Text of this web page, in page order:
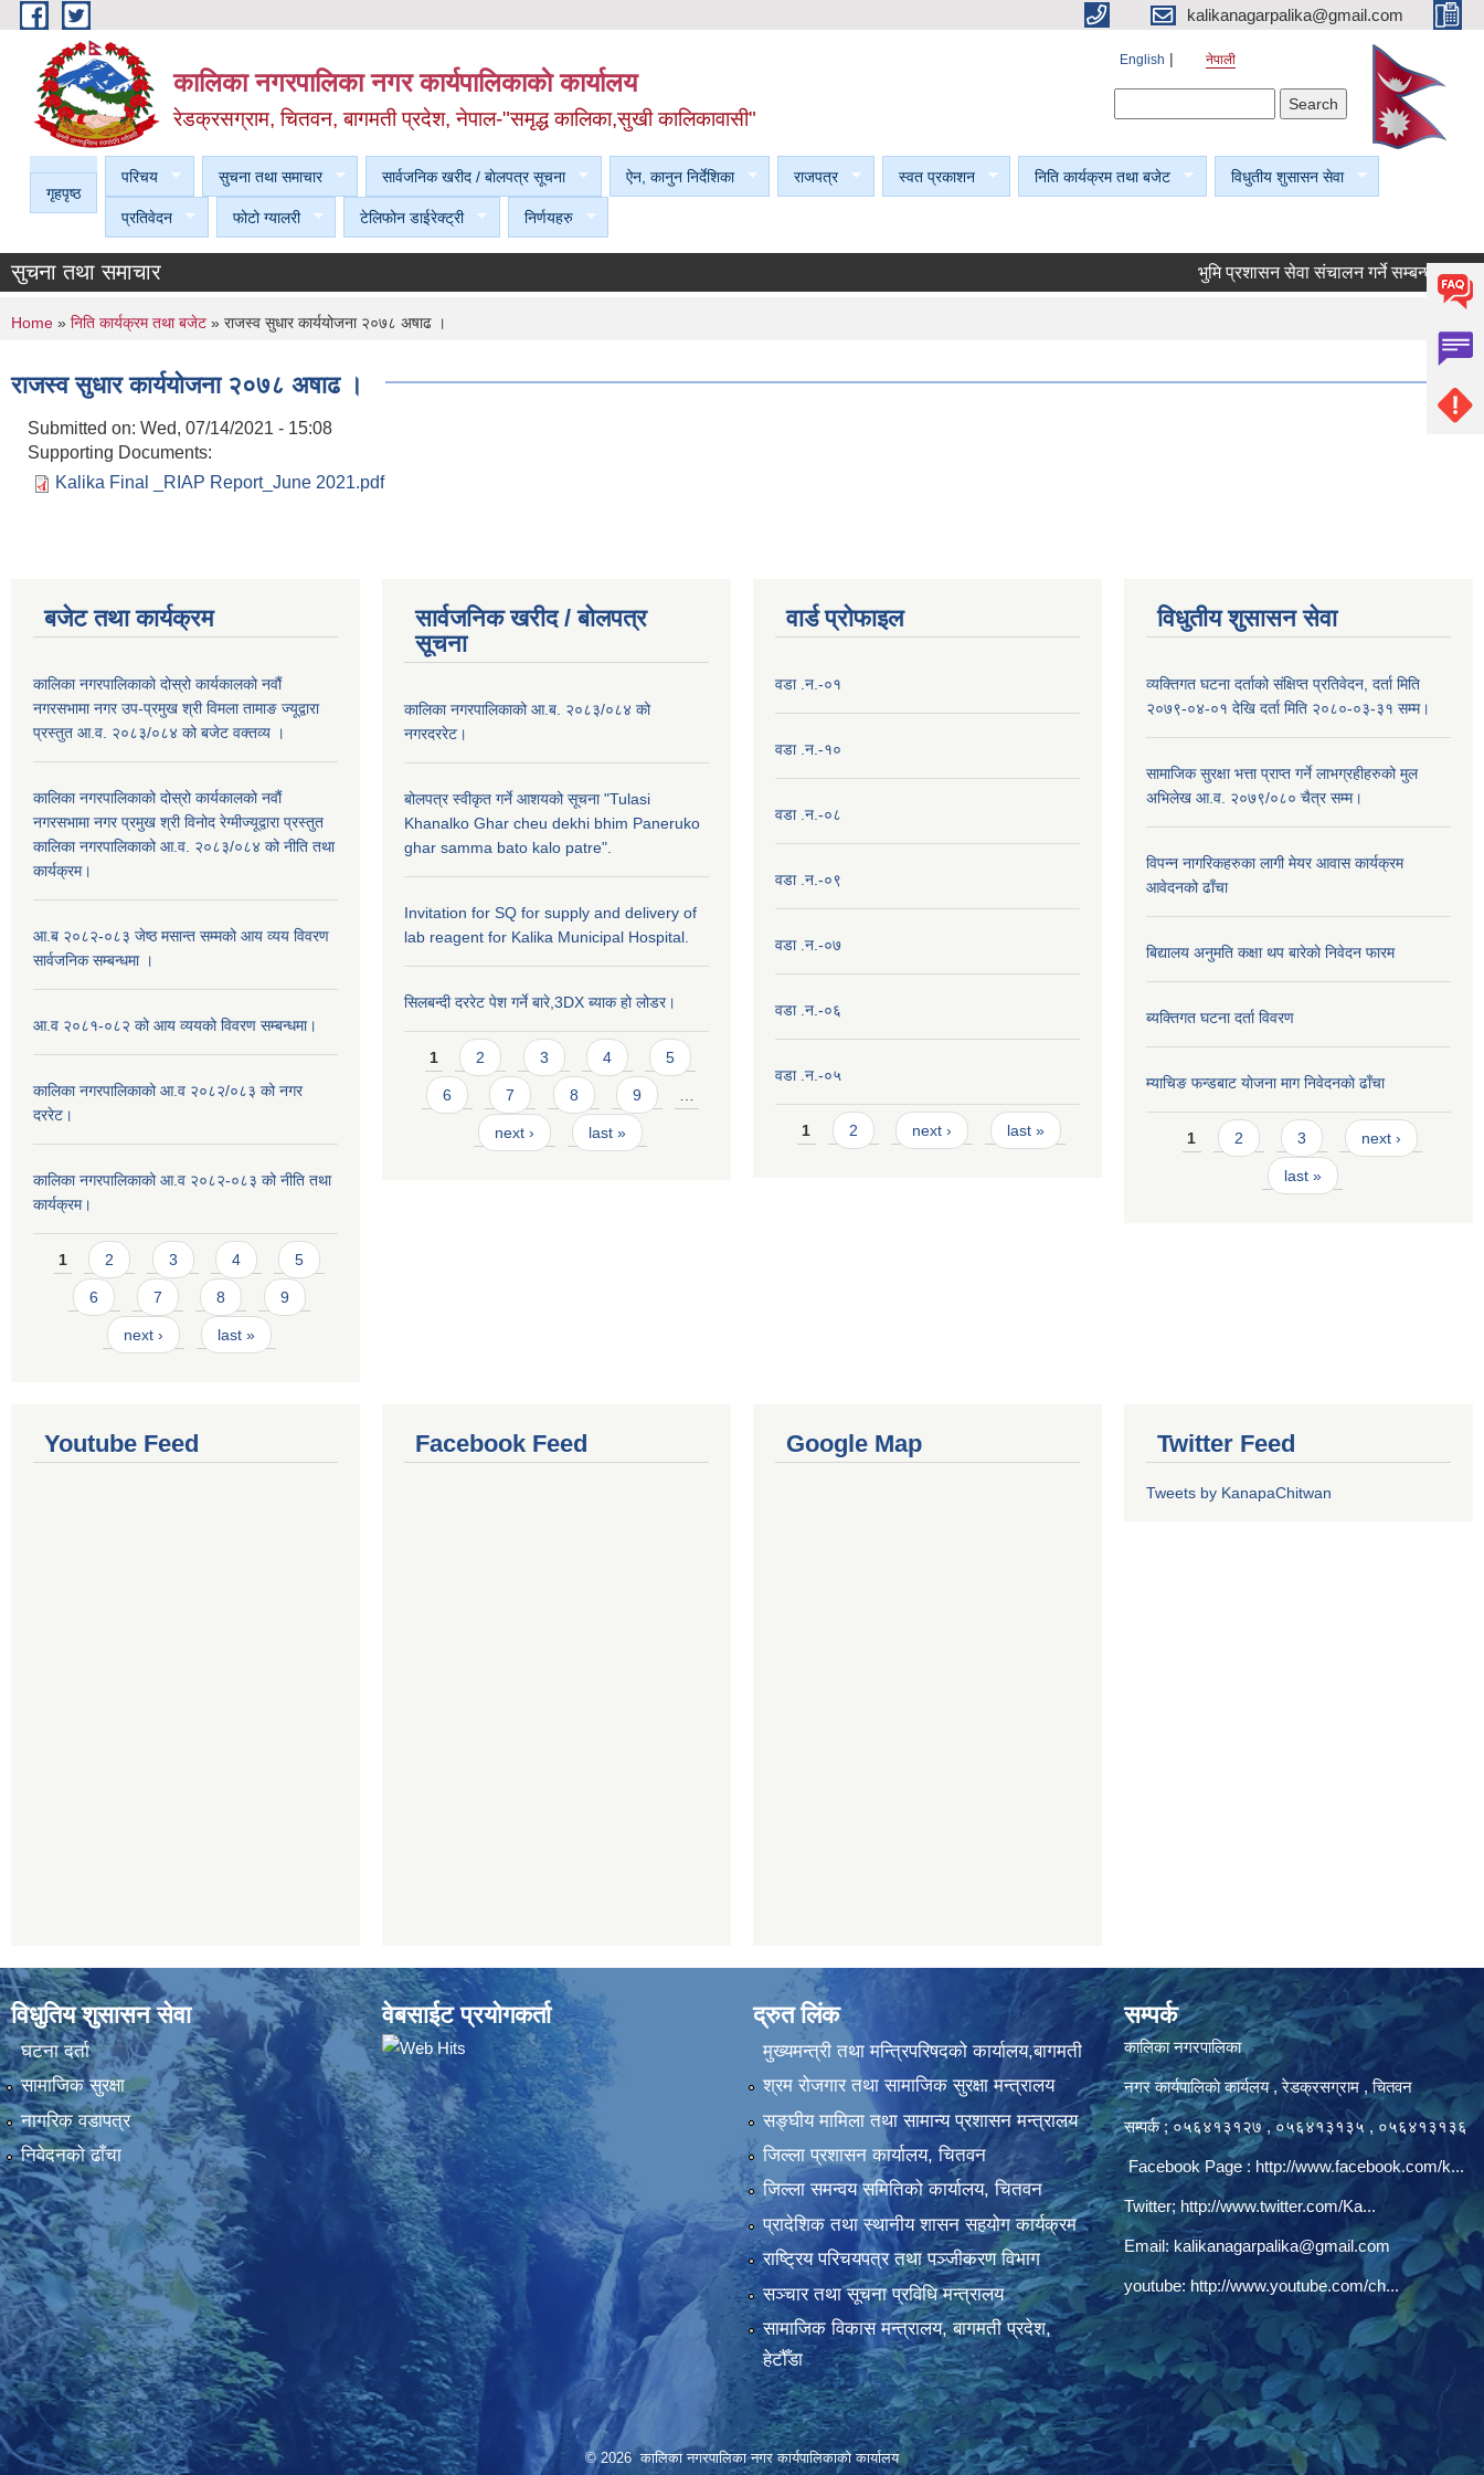
Skip to main content kalikanagarpalika@gmail.com
कालिका नगरपालिका नगर कार्यपालिकाकाे कार्यालय
रेडक्रसग्राम, चितवन, बागमती प्रदेश, नेपाल-"समृद्ध कालिका,सुखी कालिकावासी"
English नेपाली
गृहपृष्ठ
परिचय सुचना तथा समाचार सार्वजनिक खरीद / बाेलपत्र सूचना ऐन, कानुन निर्देशिका राजपत्र स्वत प्रकाशन निति कार्यक्रम तथा बजेट विधुतीय शुसासन सेवा
प्रतिवेदन फोटो ग्यालरी टेलिफोन डाईरेक्ट्री निर्णयहरु
सुचना तथा समाचार भुमि प्रशासन सेवा संचालन गर्ने सम्बन्धी सूचना।
You are here
Home » निति कार्यक्रम तथा बजेट » राजस्व सुधार कार्ययोजना २०७८ अषाढ ।
राजस्व सुधार कार्ययोजना २०७८ अषाढ ।
Submitted on: Wed, 07/14/2021 - 15:08
Supporting Documents:
Kalika Final _RIAP Report_June 2021.pdf
बजेट तथा कार्यक्रम
कालिका नगरपालिकाको दोस्रो कार्यकालको नवौं
नगरसभामा नगर उप-प्रमुख श्री विमला तामाङ ज्यूद्वारा
प्रस्तुत आ.व. २०८३/०८४ को बजेट वक्तव्य ।
कालिका नगरपालिकाको दोस्रो कार्यकालको नवौं
नगरसभामा नगर प्रमुख श्री विनोद रेग्मीज्यूद्वारा प्रस्तुत
कालिका नगरपालिकाको आ.व. २०८३/०८४ को नीति तथा
कार्यक्रम।
आ.ब २०८२-०८३ जेष्ठ मसान्त सम्मको आय व्यय विवरण
सार्वजनिक सम्बन्धमा ।
आ.व २०८१-०८२ को आय व्ययको विवरण सम्बन्धमा।
कालिका नगरपालिकाको आ.व २०८२/०८३ को नगर
दररेट।
कालिका नगरपालिकाको आ.व २०८२-०८३ को नीति तथा
कार्यक्रम।
Pages
1 2 3 4 5
6 7 8 9
next › last »
सार्वजनिक खरीद / बाेलपत्र
सूचना
कालिका नगरपालिकाको आ.ब. २०८३/०८४ को
नगरदररेट।
बोलपत्र स्वीकृत गर्ने आशयको सूचना "Tulasi
Khanalko Ghar cheu dekhi bhim Paneruko
ghar samma bato kalo patre".
Invitation for SQ for supply and delivery of
lab reagent for Kalika Municipal Hospital.
सिलबन्दी दररेट पेश गर्ने बारे,3DX ब्याक हो लोडर।
Pages
1 2 3 4 5
6 7 8 9
next › last »
वार्ड प्राेफाइल
वडा .न.-०१
वडा .न.-१०
वडा .न.-०८
वडा .न.-०९
वडा .न.-०७
वडा .न.-०६
वडा .न.-०५
Pages
1 2 next › last »
विधुतीय शुसासन सेवा
व्यक्तिगत घटना दर्ताको संक्षिप्त प्रतिवेदन, दर्ता मिति
२०७९-०४-०१ देखि दर्ता मिति २०८०-०३-३१ सम्म।
सामाजिक सुरक्षा भत्ता प्राप्त गर्ने लाभग्रहीहरुको मुल
अभिलेख आ.व. २०७९/०८० चैत्र सम्म।
विपन्न नागरिकहरुका लागी मेयर आवास कार्यक्रम
आवेदनको ढाँचा
बिद्यालय अनुमति कक्षा थप बारेकाे निवेदन फारम
ब्यक्तिगत घटना दर्ता विवरण
म्याचिङ फन्डबाट याेजना माग निवेदनकाे ढाँचा
Pages
1 2 3 next ›
last »
Youtube Feed Facebook Feed Google Map Twitter Feed
Tweets by KanapaChitwan
विधुतिय शुसासन सेवा
घटना दर्ता
सामाजिक सुरक्षा
नागरिक वडापत्र
निवेदनकाे ढाँचा
वेबसाईट प्रयोगकर्ता द्रुत लिंक
मुख्यमन्त्री तथा मन्त्रिपरिषदको कार्यालय,बागमती
श्रम रोजगार तथा सामाजिक सुरक्षा मन्त्रालय
सङ्‍घीय मामिला तथा सामान्य प्रशासन मन्त्रालय
जिल्ला प्रशासन कार्यालय, चितवन
जिल्ला समन्वय समितिको कार्यालय, चितवन
प्रादेशिक तथा स्थानीय शासन सहयोग कार्यक्रम
राष्ट्रिय परिचयपत्र तथा पञ्‍जीकरण विभाग
सञ्‍चार तथा सूचना प्रविधि मन्त्रालय
सामाजिक विकास मन्त्रालय, बागमती प्रदेश,
हेटौँडा
सम्पर्क
कालिका नगरपालिका
नगर कार्यपालिकाे कार्यलय‍ , रेडक्रसग्राम , चितवन
सम्पर्क ; ०५६४१३१२७ , ०५६४१३१३५ , ०५६४१३१३६
Facebook Page : http://www.facebook.com/k...
Twitter; http://www.twitter.com/Ka...
Email:kalikanagarpalika@gmail.com
youtube: http://www.youtube.com/ch...
© 2026 कालिका नगरपालिका नगर कार्यपालिकाकाे कार्यालय